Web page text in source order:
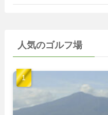
(14)
(103)
(78)
(40)
(22)
(40)
(14)
(22)
(23)
人気のゴルフ場